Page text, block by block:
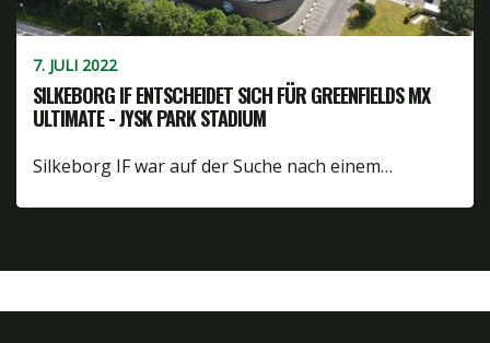
7. JULI 2022
SILKEBORG IF ENTSCHEIDET SICH FÜR GREENFIELDS MX
ULTIMATE - JYSK PARK STADIUM
Silkeborg IF war auf der Suche nach einem…